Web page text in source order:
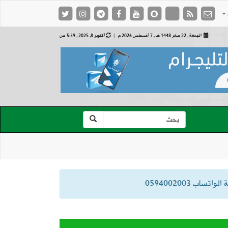
الجمعة , 22 صفر 1448 هـ , 7 أغسطس 2026 م | أكتوبر 8, 2025 , 5:39 ص